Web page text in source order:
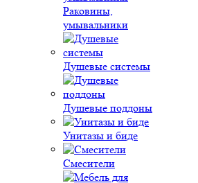
Раковины,
умывальники
Душевые системы
Душевые поддоны
Унитазы и биде
Смесители